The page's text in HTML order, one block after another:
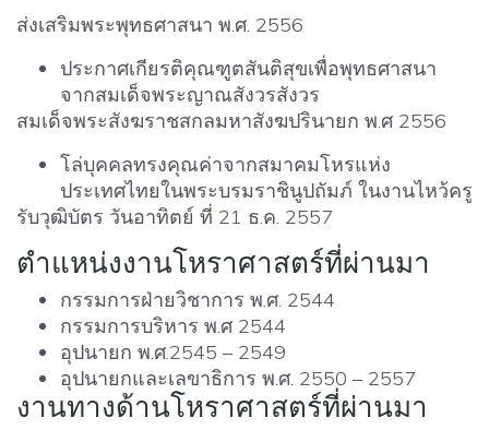
ส่งเสริมพระพุทธศาสนา พ.ศ. 2556
ประกาศเกียรติคุณฑูตสันติสุขเพื่อพุทธศาสนา
จากสมเด็จพระญาณสังวรสังวร
สมเด็จพระสังฆราชสกลมหาสังฆปรินายก พ.ศ 2556
โล่บุคคลทรงคุณค่าจากสมาคมโหรแห่ง
ประเทศไทยในพระบรมราชินูปถัมภ์ ในงานไหว้ครู
รับวุฒิบัตร วันอาทิตย์ ที่ 21 ธ.ค. 2557
ตำแหน่งงานโหราศาสตร์ที่ผ่านมา
กรรมการฝ่ายวิชาการ พ.ศ. 2544
กรรมการบริหาร พ.ศ 2544
อุปนายก พ.ศ.2545 – 2549
อุปนายกและเลขาธิการ พ.ศ. 2550 – 2557
งานทางด้านโหราศาสตร์ที่ผ่านมา